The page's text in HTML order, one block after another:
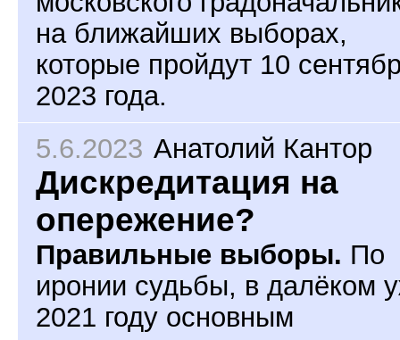
на ближайших выборах,
которые пройдут 10
2023 года.
5.6.2023 Анатолий Кантор
Дискредитация на
опережение?
Правильные выборы. По
иронии судьбы, в далёком
2021 году основным